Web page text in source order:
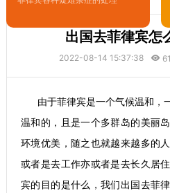
出国去菲律宾怎
2022-08-14 15:37:38
由于菲律宾是一个气候温和，
温和的，且是一个多群岛的美丽
环境优美，随之也就越来越多的
或者是去工作亦或者是去长久居
宾的目的是什么，我们出国去菲